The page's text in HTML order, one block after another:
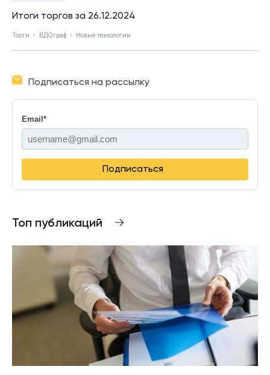
Итоги торгов за 26.12.2024
Торги ВДОграф Новые технологии
Подписаться на рассылку
Email *
Подписаться
Топ публикаций